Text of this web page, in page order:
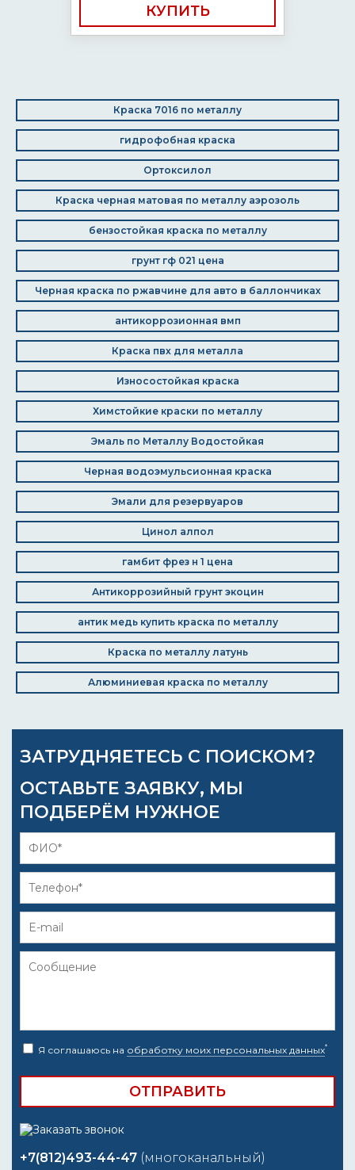
КУПИТЬ
Краска 7016 по металлу
гидрофобная краска
Ортоксилол
Краска черная матовая по металлу аэрозоль
бензостойкая краска по металлу
грунт гф 021 цена
Черная краска по ржавчине для авто в баллончиках
антикоррозионная вмп
Краска пвх для металла
Износостойкая краска
Химстойкие краски по металлу
Эмаль по Металлу Водостойкая
Черная водоэмульсионная краска
Эмали для резервуаров
Цинол алпол
гамбит фрез н 1 цена
Антикоррозийный грунт экоцин
антик медь купить краска по металлу
Краска по металлу латунь
Алюминиевая краска по металлу
ЗАТРУДНЯЕТЕСЬ С ПОИСКОМ?
ОСТАВЬТЕ ЗАЯВКУ, МЫ
ПОДБЕРЁМ НУЖНОЕ
Я соглашаюсь на обработку моих персональных данных*
+7(812)493-44-47 (многоканальный)